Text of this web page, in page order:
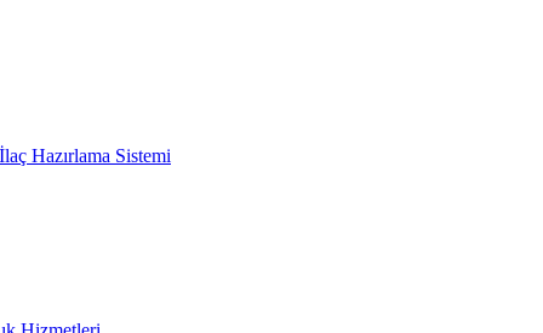
Hazırlama Sistemi